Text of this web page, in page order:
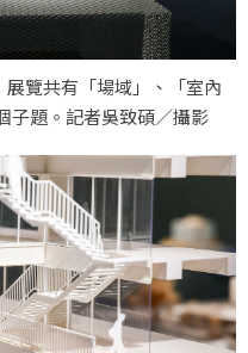
覽共有「場域」、「室內
子題。記者吳致碩／攝影